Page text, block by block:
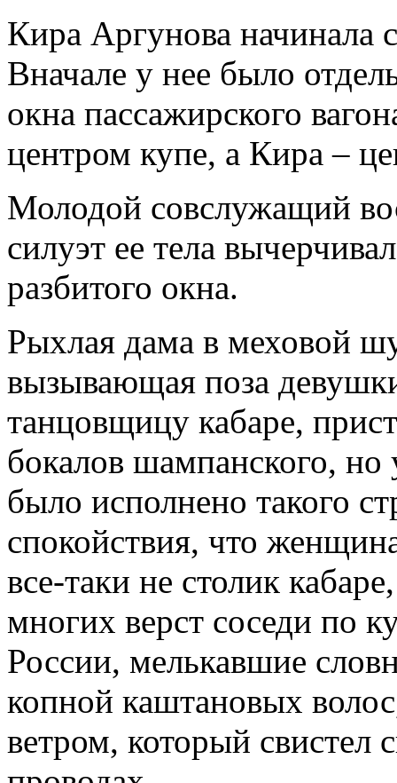
Кира Аргунова начинала
Вначале у нее было
окна пассажирского
центром купе, а Кира –
Молодой совслужащий
силуэт ее тела
разбитого окна.
Рыхлая дама в меховой
вызывающая поза
танцовщицу кабаре,
бокалов шампанского,
было исполнено такого
спокойствия, что
все-таки не столик
многих верст соседи по
России, мелькавшие
копной каштановых
ветром, который свистел